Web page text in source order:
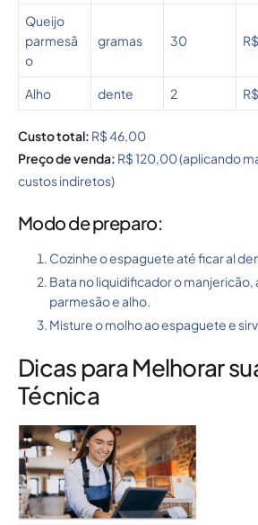
Queijo
parmesã
o
gramas 30
Alho dente 2
Custo total: R$ 46,00
Preço de venda: R$ 120,00 (aplicando
custos indiretos)
Modo de preparo:
Cozinhe o espaguete até ficar al
Bata no liquidificador o manjericão,
parmesão e alho.
Misture o molho ao espaguete e
Dicas para Melhorar
Técnica